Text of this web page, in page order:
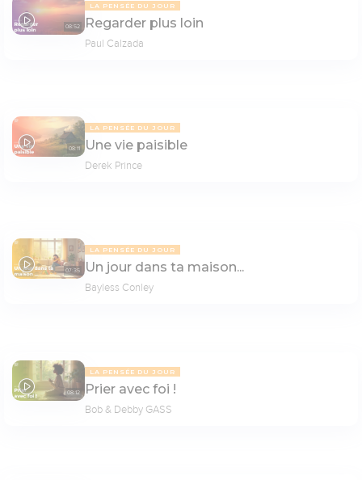
08:52
LA PENSÉE DU JOUR
Regarder plus loin
Paul Calzada
08:11
LA PENSÉE DU JOUR
Une vie paisible
Derek Prince
07:35
LA PENSÉE DU JOUR
Un jour dans ta maison...
Bayless Conley
08:12
LA PENSÉE DU JOUR
Prier avec foi !
Bob & Debby GASS